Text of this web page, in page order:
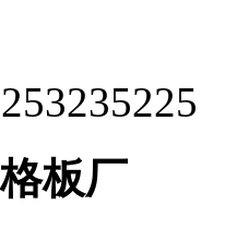
板厂